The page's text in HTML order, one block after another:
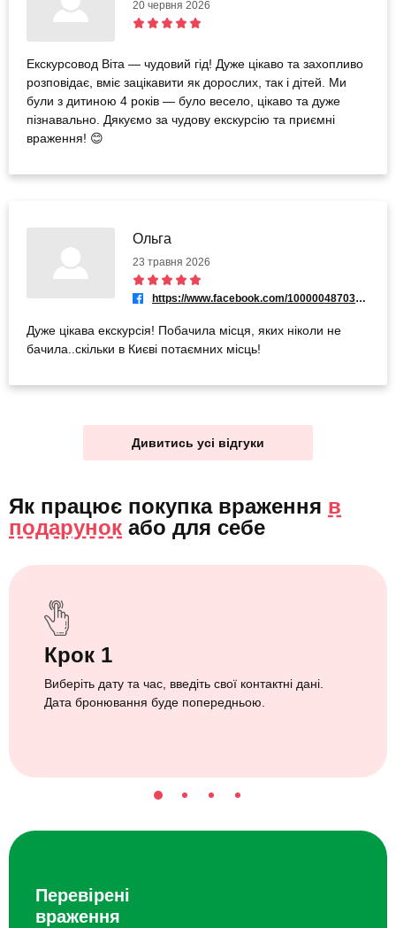
20 червня 2026
Екскурсовод Віта — чудовий гід! Дуже цікаво та захопливо
розповідає, вміє зацікавити як дорослих, так і дітей. Ми
були з дитиною 4 років — було весело, цікаво та дуже
пізнавально. Дякуємо за чудову екскурсію та приємні
враження! 😊
Ольга
23 травня 2026
https://www.facebook.com/100000487034657
Дуже цікава екскурсія! Побачила місця, яких ніколи не
бачила..скільки в Києві потаємних місць!
Дивитись усі відгуки
Як працює покупка враження в
подарунок або для себе
Крок 1
Виберіть дату та час, введіть свої контактні дані.
Дата бронювання буде попередньою.
Перевірені
враження